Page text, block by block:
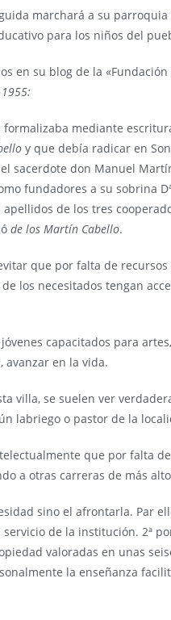
marchará a su
para los niños del
en su blog de la
mediante
y que debía radicar en
sacerdote don Manuel
fundadores a su sobrina
de los tres
de los Martín Cabello.
que por falta de
los necesitados tengan
capacitados para
avanzar en la vida.
villa, se suelen ver
labriego o pastor de la
que por falta
a otras carreras de más
sino el afrontarla. Par
de la institución. 2ª
valoradas en unas
la enseñanza